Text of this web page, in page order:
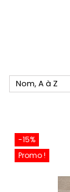
Nom, A à Z
-15%
Promo !